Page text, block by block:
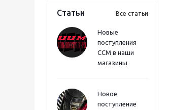
Статьи Все статьи
Новые
поступления
CCM в наши
магазины
Новое
поступление